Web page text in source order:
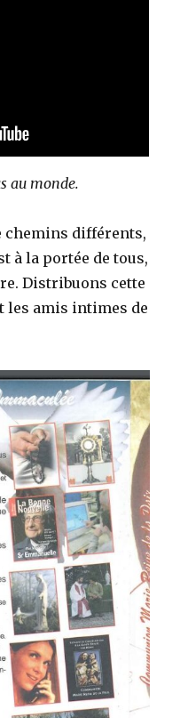
au monde.
chemins différents,
à la portée de tous,
Distribuons cette
les amis intimes de